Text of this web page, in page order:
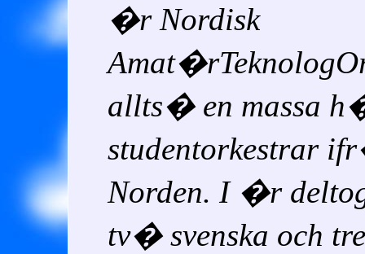
�r Nordisk
allts� en massa
studentorkestrar
Norden. I �r
tv� svenska och